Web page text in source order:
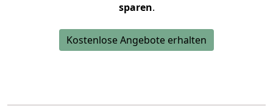
sparen.
Kostenlose Angebote erhalten